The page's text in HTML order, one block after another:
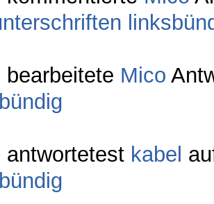
bearbeitete Mico
antwortetest kabel